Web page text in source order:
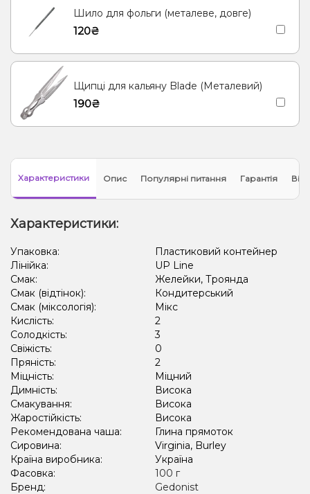
Шило для фольги (металеве, довге)
120₴
Щипці для кальяну Blade (Металевий)
190₴
Характеристики Опис Популярні питання Гарантія
Характеристики:
Упаковка:
Пластиковий контейнер
Лінійка:
UP Line
Смак:
Желейки, Троянда
Смак (відтінок):
Кондитерський
Смак (міксологія):
Мікс
Кислість:
2
Солодкість:
3
Свіжість:
0
Пряність:
2
Міцність:
Міцний
Димність:
Висока
Смакування:
Висока
Жаростійкість:
Висока
Рекомендована чаша:
Глина прямоток
Сировина:
Virginia, Burley
Країна виробника:
Україна
Фасовка:
100 г
Бренд:
Gedonist